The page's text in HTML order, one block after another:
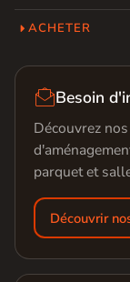
ACHETER
Besoin
Découvrez
parquet et
Découvrir